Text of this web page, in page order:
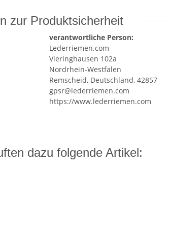
zur Produktsicherheit
verantwortliche Person:
Lederriemen.com
Vieringhausen 102a
Nordrhein-Westfalen
Remscheid, Deutschland, 42857
gpsr@lederriemen.com
https://www.lederriemen.com
dazu folgende Artikel: